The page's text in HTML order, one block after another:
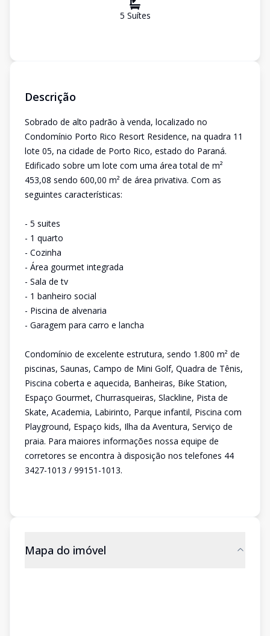
5 Suítes
Descrição
Sobrado de alto padrão à venda, localizado no
Condomínio Porto Rico Resort Residence, na quadra 11
lote 05, na cidade de Porto Rico, estado do Paraná.
Edificado sobre um lote com uma área total de m²
453,08 sendo 600,00 m² de área privativa. Com as
seguintes características:
- 5 suites
- 1 quarto
- Cozinha
- Área gourmet integrada
- Sala de tv
- 1 banheiro social
- Piscina de alvenaria
- Garagem para carro e lancha
Condomínio de excelente estrutura, sendo 1.800 m² de
piscinas, Saunas, Campo de Mini Golf, Quadra de Tênis,
Piscina coberta e aquecida, Banheiras, Bike Station,
Espaço Gourmet, Churrasqueiras, Slackline, Pista de
Skate, Academia, Labirinto, Parque infantil, Piscina com
Playground, Espaço kids, Ilha da Aventura, Serviço de
praia. Para maiores informações nossa equipe de
corretores se encontra à disposição nos telefones 44
3427-1013 / 99151-1013.
Mapa do imóvel